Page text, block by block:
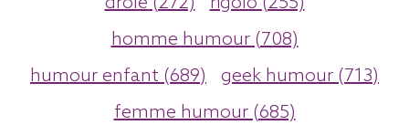
homme humour (708)
humour enfant (689)
geek humour (713)
femme humour (685)